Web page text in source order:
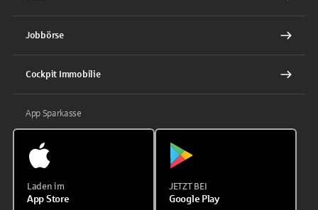
Jobbörse
Cockpit Immobilie
App Sparkasse
Laden im
App Store
JETZT BEI
Google Play